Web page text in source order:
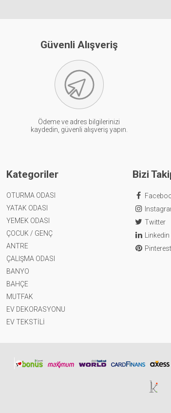
Güvenli Alışveriş
Ödeme ve adres bilgilerinizi
kaydedin, güvenli alışveriş yapın.
Kategoriler
OTURMA ODASI
YATAK ODASI
YEMEK ODASI
ÇOCUK / GENÇ
ANTRE
ÇALIŞMA ODASI
BANYO
BAHÇE
MUTFAK
EV DEKORASYONU
EV TEKSTİLİ
Bizi
Twitter
Linkedin
Pinterest